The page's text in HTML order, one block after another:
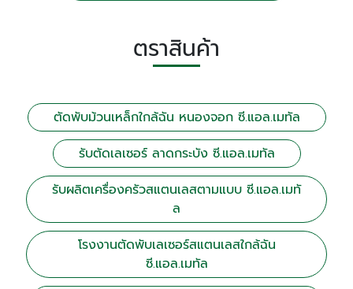
ตราสินค้า
ตัดพับม้วนเหล็กใกล้ฉัน หนองจอก ซี.แอล.เมทัล
รับตัดเลเซอร์ ลาดกระบัง ซี.แอล.เมทัล
รับผลิตเครื่องครัวสแตนเลสตามแบบ ซี.แอล.เมทั
ล
โรงงานตัดพับเลเซอร์สแตนเลสใกล้ฉัน
ซี.แอล.เมทัล